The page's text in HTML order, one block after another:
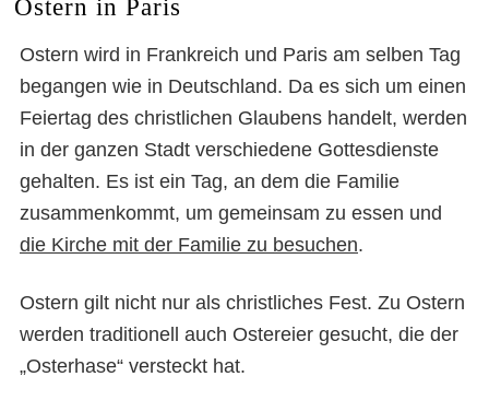
Ostern in Paris
Ostern wird in Frankreich und Paris am selben Tag
begangen wie in Deutschland. Da es sich um einen
Feiertag des christlichen Glaubens handelt, werden
in der ganzen Stadt verschiedene Gottesdienste
gehalten. Es ist ein Tag, an dem die Familie
zusammenkommt, um gemeinsam zu essen und
die Kirche mit der Familie zu besuchen.
Ostern gilt nicht nur als christliches Fest. Zu Ostern
werden traditionell auch Ostereier gesucht, die der
„Osterhase“ versteckt hat.